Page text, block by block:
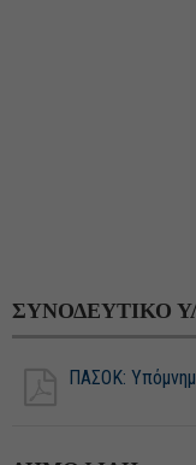
ΣΥΝΟΔΕΥΤΙΚΟ
ΠΑΣΟΚ: